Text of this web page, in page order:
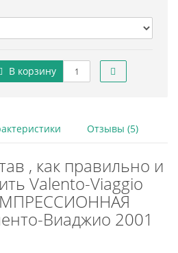
В корзину
Отзывы (5)
, как правильно и
Valento-Viaggio
Виаджио 2001